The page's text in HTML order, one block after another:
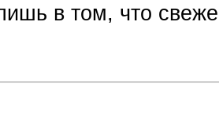
в том, что